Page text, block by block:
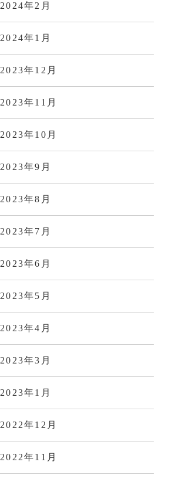
2024年2月
2024年1月
2023年12月
2023年11月
2023年10月
2023年9月
2023年8月
2023年7月
2023年6月
2023年5月
2023年4月
2023年3月
2023年1月
2022年12月
2022年11月